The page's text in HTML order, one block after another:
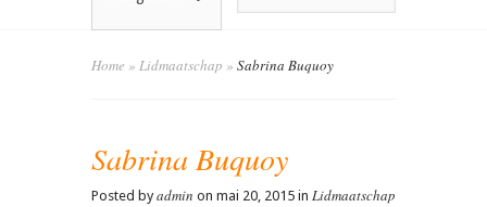
Home » Lidmaatschap » Sabrina Buquoy
Sabrina Buquoy
Posted byadmin on mai 20, 2015 in Lidmaatschap